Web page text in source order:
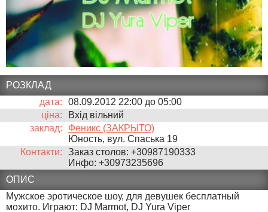
РОЗКЛАД
дата:
08.09.2012 22:00 до 05:00
ціна:
Вхід вільний
заклад:
Феникс (ЗАКРЫТО)
Юность, вул. Спаська 19
Контакти:
Заказ столов: +30987190333
Инфо: +30973235696
ОПИС
Мужское эротическое шоу, для девушек бесплатный
мохито. Играют: DJ Marmot, DJ Yura Viper